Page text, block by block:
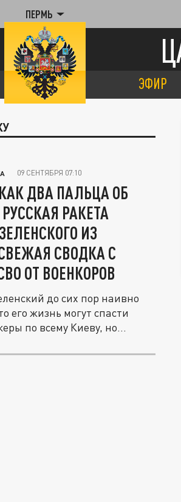
ПЕРМЬ
ЭФИР
09 СЕНТЯБРЯ 07:10
ДВА ПАЛЬЦА ОБ
РАКЕТА
ИЗ
СВОДКА С
ОТ ВОЕНКОРОВ
до сих пор наивно
его жизнь могут спасти
по всему Киеву, но...